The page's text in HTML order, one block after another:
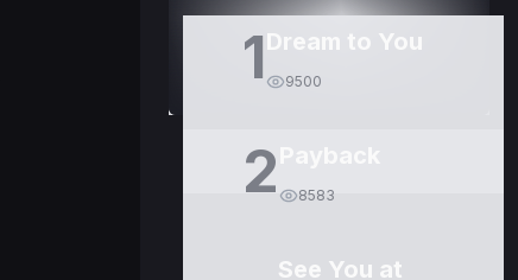
1Dream to You
9500
2 8583
See You at